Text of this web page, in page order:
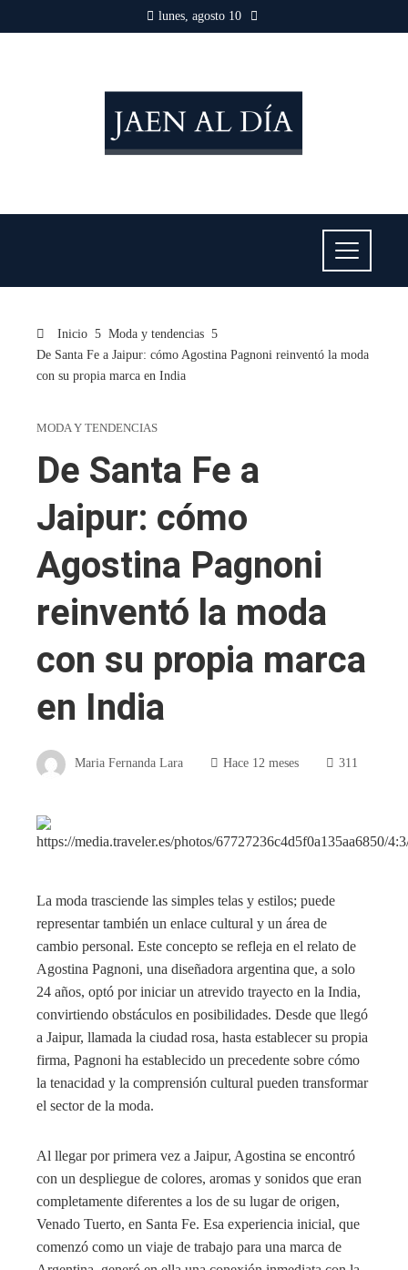
lunes, agosto 10
Inicio
Moda y tendencias
De Santa Fe a Jaipur: cómo Agostina Pagnoni reinventó la moda
con su propia marca en India
MODA Y TENDENCIAS
De Santa Fe a
Jaipur: cómo
Agostina Pagnoni
reinventó la moda
con su propia marca
en India
Maria Fernanda Lara Hace 12 meses 311
La moda trasciende las simples telas y estilos; puede
representar también un enlace cultural y un área de
cambio personal. Este concepto se refleja en el relato de
Agostina Pagnoni, una diseñadora argentina que, a solo
24 años, optó por iniciar un atrevido trayecto en la India,
convirtiendo obstáculos en posibilidades. Desde que llegó
a Jaipur, llamada la ciudad rosa, hasta establecer su propia
firma, Pagnoni ha establecido un precedente sobre cómo
la tenacidad y la comprensión cultural pueden transformar
el sector de la moda.
Al llegar por primera vez a Jaipur, Agostina se encontró
con un despliegue de colores, aromas y sonidos que eran
completamente diferentes a los de su lugar de origen,
Venado Tuerto, en Santa Fe. Esa experiencia inicial, que
comenzó como un viaje de trabajo para una marca de